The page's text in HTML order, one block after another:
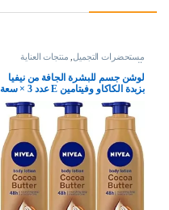
مستحضرات التجميل منتجات العناية
بالبشرة
لوشن جسم للبشرة الجافة من نيفيا
بزبدة الكاكاو وفيتامين E عدد 3 × سعة